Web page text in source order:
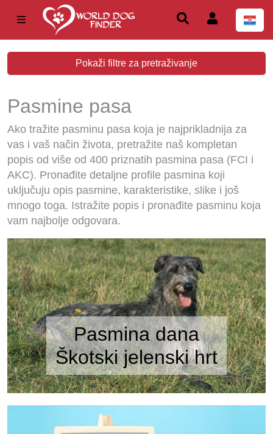
Pokaži filtre za pretraživanje
Pasmine pasa
Ako tražite pasminu pasa koja je najprikladnija za
vas i vaš način života, pretražite naš kompletan
popis od više od 400 priznatih pasmina pasa (FCI i
AKC). Pronađite detaljne profile pasmina koji
uključuju opis pasmine, karakteristike, slike i još
mnogo toga. Istražite popis i pronađite pasminu koja
vam najbolje odgovara.
Pasmina dana
Škotski jelenski hrt